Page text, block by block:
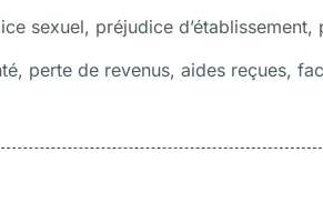
sexuel, préjudice
perte de revenus, aides reçues,